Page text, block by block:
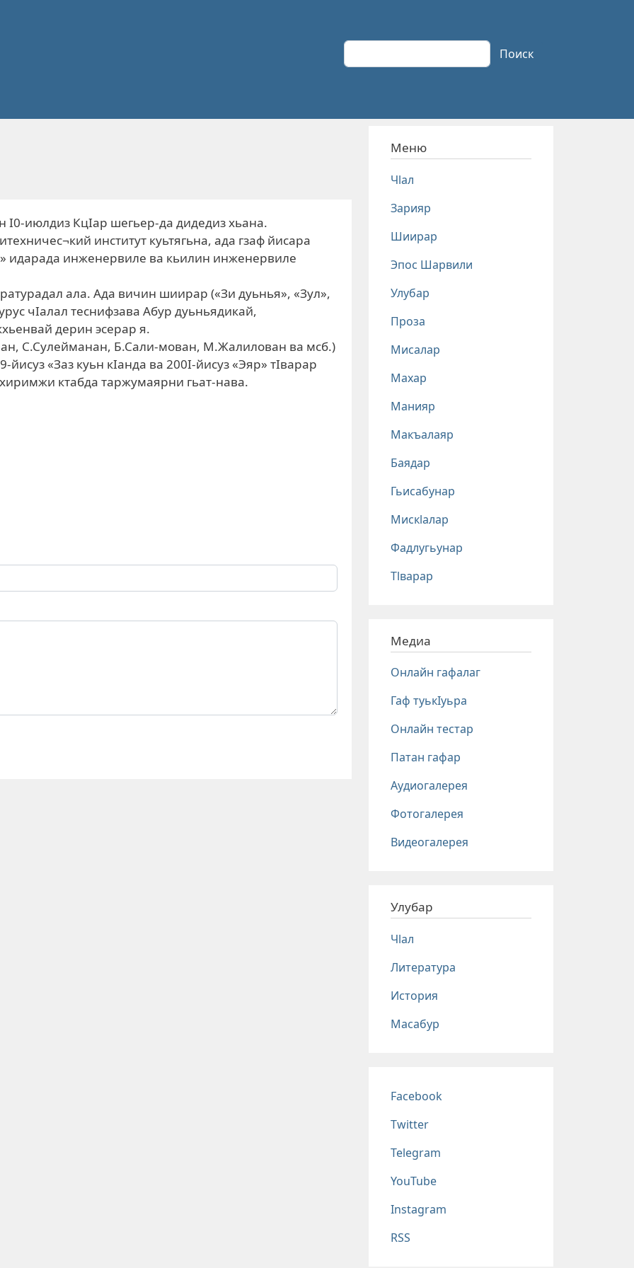
Поиск Поиск
июлдиз КцIар шегьер-да дидедиз хьана.
институт куьтягьна, ада гзаф йисара
идарада инженервиле ва кьилин инженервиле
ала. Ада вичин шиирар («Зи дуьнья», «Зул»,
чIалал теснифзава Абур дуьньядикай,
дерин эсерар я.
С.Сулейманан, Б.Сали-мован, М.Жалилован ва мсб.)
«Заз куьн кIанда ва 200I-йисуз «Эяр» тIварар
ктабда таржумаярни гьат-нава.
Меню
Чlал
Зарияр
Шиирар
Эпос Шарвили
Улубар
Проза
Мисалар
Махар
Манияр
Макъалаяр
Баядар
Гьисабунар
Мискlалар
Фадлугьунар
Тlварар
Медиа
Онлайн гафалаг
Гаф туькIуьра
Онлайн тестар
Патан гафар
Аудиогалерея
Фотогалерея
Видеогалерея
Улубар
Чlал
Литература
История
Масабур
Соц сети
Facebook
Twitter
Telegram
YouTube
Instagram
RSS